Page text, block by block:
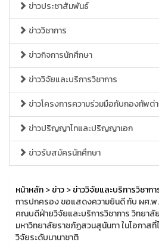
ข่าวประชาสัมพันธ์
ข่าววิชาการ
ข่าวกิจการนักศึกษา
ข่าววิจัยและบริการวิชาการ
ข่าวโครงการความร่วมมือกับกองทัพต่
ข่าวปริญญาโทและปริญญาเอก
ข่าวรับสมัครนักศึกษา
หน้าหลัก>ข่าว>ข่าววิจัยและบริการวิชากา
การปกครอง ขอแสดงความยินดี กับ ผศ.พ
คณบดีฝ่ายวิจัยและบริการวิชาการ วิทยาลั
มหาวิทยาลัยราชภัฏสวนสุนันทา ในโอกาส
วิจัยระดับนานาชาติ